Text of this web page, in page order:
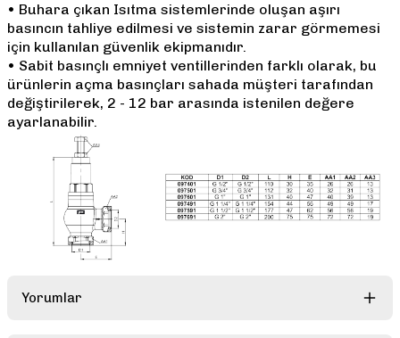
• Buhara çıkan Isıtma sistemlerinde oluşan aşırı
basıncın tahliye edilmesi ve sistemin zarar görmemesi
için kullanılan güvenlik ekipmanıdır.
• Sabit basınçlı emniyet ventillerinden farklı olarak, bu
ürünlerin açma basınçları sahada müşteri tarafından
değiştirilerek, 2 - 12 bar arasında istenilen değere
ayarlanabilir.
Yorumlar